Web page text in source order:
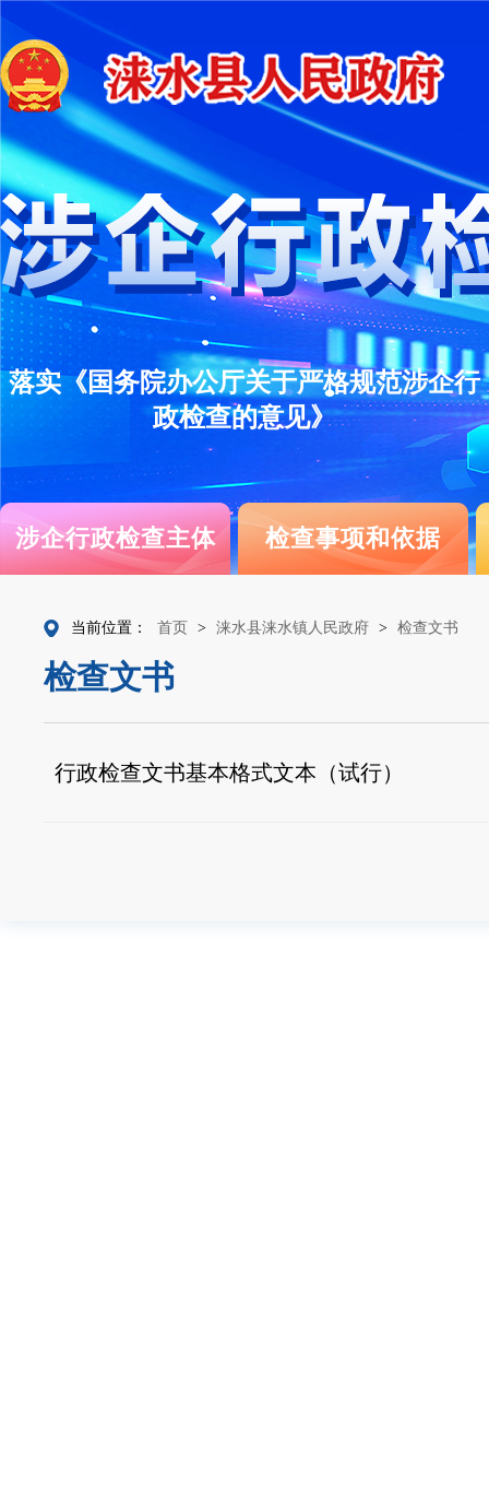
落实《国务院办公厅关于严格规范涉企行
政检查的意见》
涉企行政检查主体 检查事项和依据
当前位置： 首页 > 涞水县涞水镇人民政府 > 检查文书
检查文书
行政检查文书基本格式文本（试行）